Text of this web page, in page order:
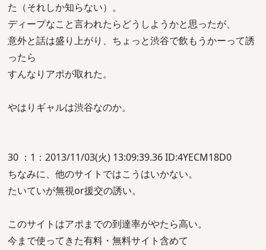
た（それしか知らない）。
ディープなこと言われたらどうしようかと思ったが、
意外と話は盛り上がり、ちょっと渋谷で飲もうかーって誘
ったら
すんなりアポが取れた。
やはりギャルは渋谷なのか。
30 ：1：2013/11/03(火) 13:09:39.36 ID:4YECM18D0
ちなみに、他のサイトではこうはいかない。
たいていが無視or援交の誘い。
このサイトはアポまでの到達率がやたら高い。
今まで使ってきた有料・無料サイト含めて